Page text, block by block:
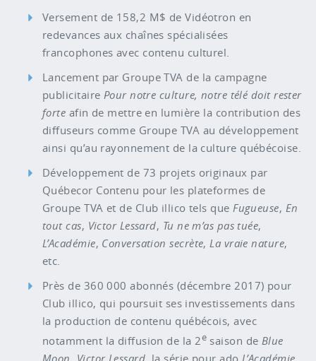
Versement de 158,2 M$ de Vidéotron en
redevances aux chaînes spécialisées
francophones avec contenu culturel.
Lancement par Groupe TVA de la campagne
publicitaire Pour notre culture, notre télé doit rester
forte afin de mettre en lumière la contribution des
diffuseurs comme Groupe TVA au développement
ainsi qu’au rayonnement de la culture québécoise.
Développement de 73 projets originaux par
Québecor Contenu pour les plateformes de
Groupe TVA et de Club illico tels queFugueuse, En
tout cas, Victor Lessard, Tu ne m’as pas tuée,
L’Académie, Conversation secrète,La vraie nature,
etc.
Près de 360 000 abonnés (décembre 2017) pour
Club illico, qui poursuit ses investissements dans
la production de contenu québécois, avec
notamment la diffusion de la 2esaison de Blue
Moon Victor Lessard , la série pour ado L’Académie